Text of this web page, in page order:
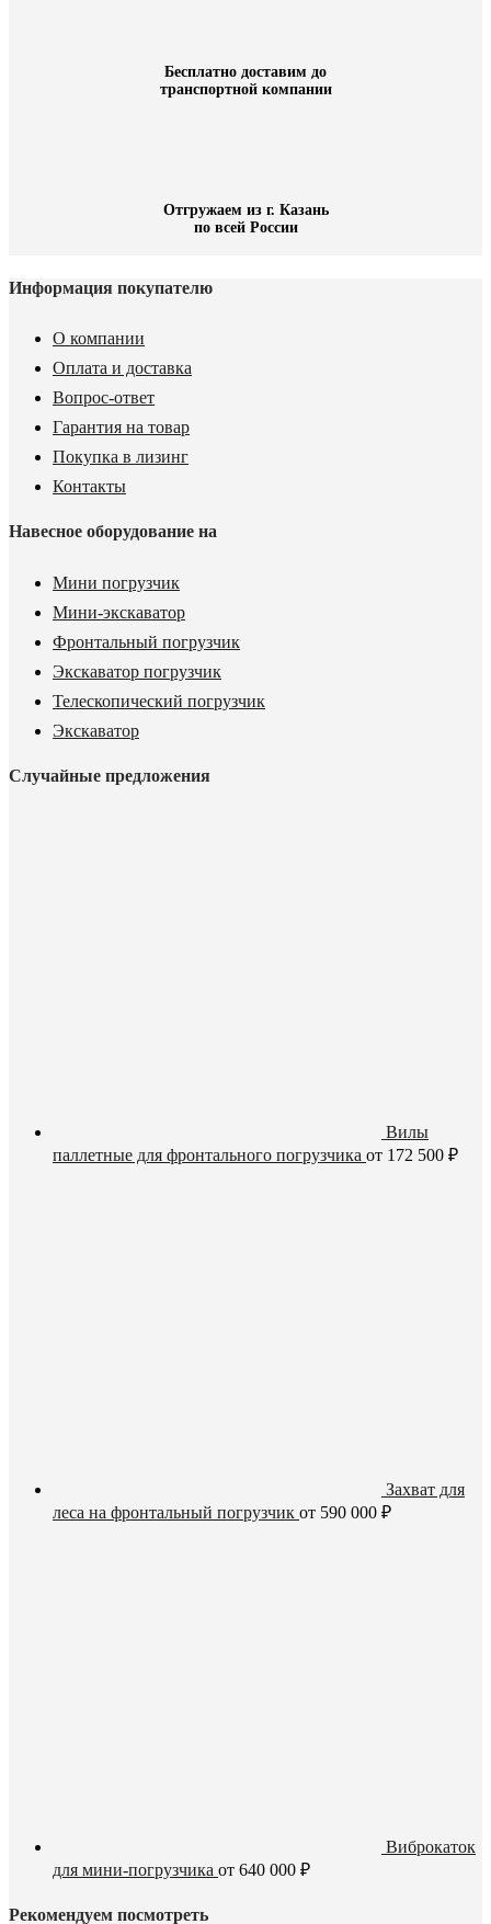
Бесплатно доставим до
транспортной компании
Отгружаем из г. Казань
по всей России
Информация покупателю
О компании
Оплата и доставка
Вопрос-ответ
Гарантия на товар
Покупка в лизинг
Контакты
Навесное оборудование на
Мини погрузчик
Мини-экскаватор
Фронтальный погрузчик
Экскаватор погрузчик
Телескопический погрузчик
Экскаватор
Случайные предложения
Вилы
паллетные для фронтального погрузчика от 172 500 ₽
Захват для
леса на фронтальный погрузчик от 590 000 ₽
Виброкаток
для мини-погрузчика от 640 000 ₽
Рекомендуем посмотреть